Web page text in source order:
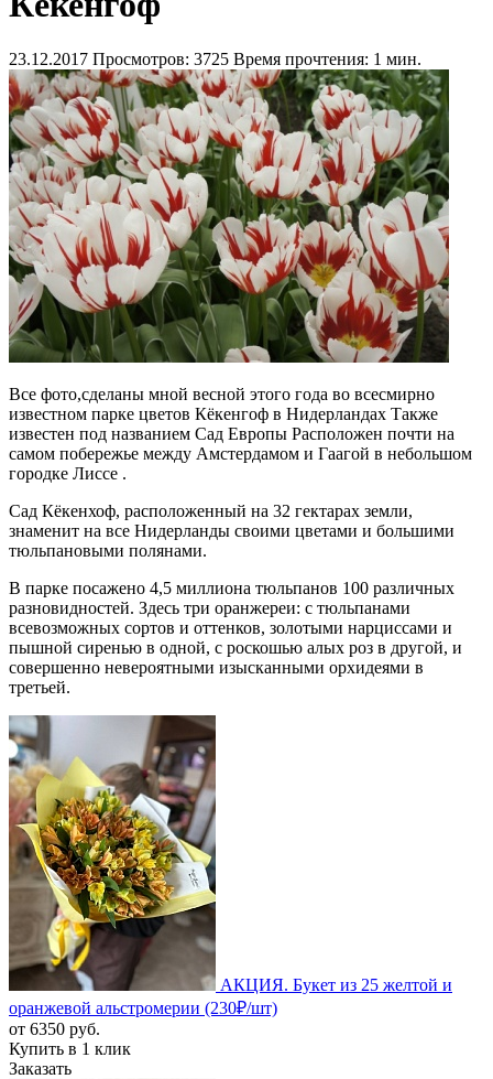
23.12.2017 Просмотров: 3725 Время прочтения: 1 мин.
Все фото,сделаны мной весной этого года во всесмирно
известном парке цветов Кёкенгоф в Нидерландах Также
известен под названием Сад Европы Расположен почти на
самом побережье между Амстердамом и Гаагой в небольшом
городке Лиссе .
Сад Кёкенхоф, расположенный на 32 гектарах земли,
знаменит на все Нидерланды своими цветами и большими
тюльпановыми полянами.
В парке посажено 4,5 миллиона тюльпанов 100 различных
разновидностей. Здесь три оранжереи: с тюльпанами
всевозможных сортов и оттенков, золотыми нарциссами и
пышной сиренью в одной, с роскошью алых роз в другой, и
совершенно невероятными изысканными орхидеями в
третьей.
АКЦИЯ. Букет из 25 желтой и
оранжевой альстромерии (230₽/шт)
от 6350 руб.
Купить в 1 клик
Заказать